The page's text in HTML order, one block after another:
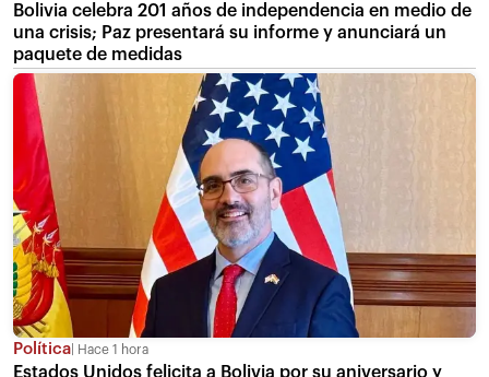
Bolivia celebra 201 años de independencia en medio de
una crisis; Paz presentará su informe y anunciará un
paquete de medidas
Política Hace 1 hora
Estados Unidos felicita a Bolivia por su aniversario y